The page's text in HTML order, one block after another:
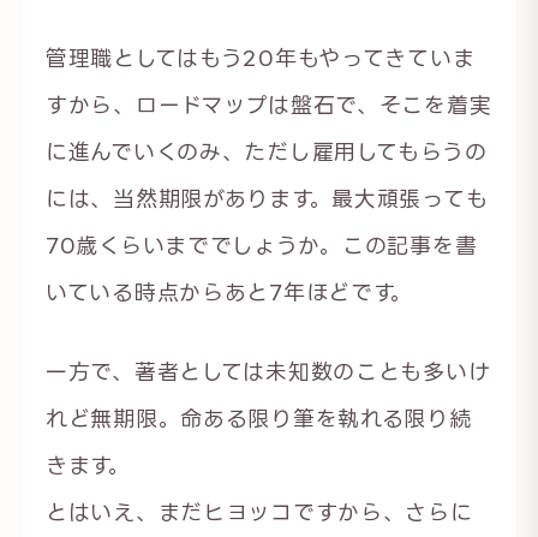
管理職としてはもう20年もやってきていま
すから、ロードマップは盤石で、そこを着実
に進んでいくのみ、ただし雇用してもらうの
には、当然期限があります。最大頑張っても
70歳くらいまででしょうか。この記事を書
いている時点からあと7年ほどです。
一方で、著者としては未知数のことも多いけ
れど無期限。命ある限り筆を執れる限り続
きます。
とはいえ、まだヒヨッコですから、さらに